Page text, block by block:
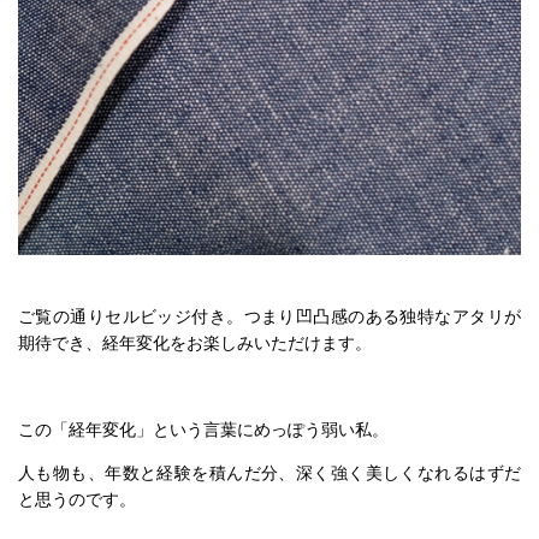
ご覧の通りセルビッジ付き。つまり凹凸感のある独特なアタリが
期待でき、経年変化をお楽しみいただけます。
この「経年変化」という言葉にめっぽう弱い私。
人も物も、年数と経験を積んだ分、深く強く美しくなれるはずだ
と思うのです。